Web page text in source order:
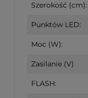
Szerokość (cm):
Punktów LED:
Moc (W):
Zasilanie (V)
FLASH: